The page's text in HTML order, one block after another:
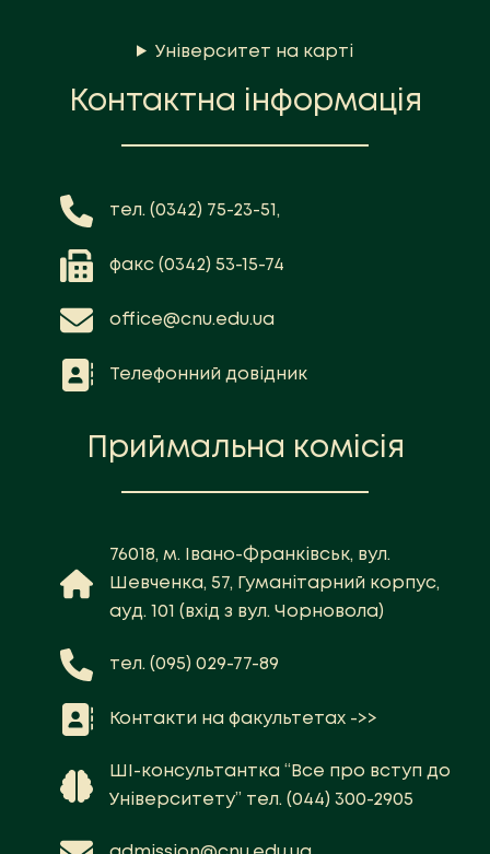
Університет на карті
Контактна інформація
тел. (0342) 75-23-51,
факс (0342) 53-15-74
office@cnu.edu.ua
Телефонний довідник
Приймальна комісія
76018, м. Івано-Франківськ, вул.
Шевченка, 57, Гуманітарний корпус,
ауд. 101 (вхід з вул. Чорновола)
тел. (095) 029-77-89
Контакти на факультетах ->>
ШІ-консультантка “Все про вступ до
Університету” тел. (044) 300-2905